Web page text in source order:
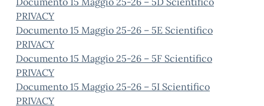
PRIVACY
Documento 15 Maggio 25-26 – 5E Scientifico
PRIVACY
Documento 15 Maggio 25-26 – 5F Scientifico
PRIVACY
Documento 15 Maggio 25-26 – 5I Scientifico
PRIVACY